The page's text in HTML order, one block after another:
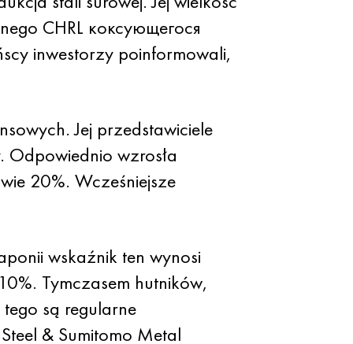
CHRL коксующегося
inwestorzy poinformowali,
Jej przedstawiciele
wzrosła
20%. Wcześniejsze
wskaźnik ten wynosi
Tymczasem hutników,
są regularne
& Sumitomo Metal